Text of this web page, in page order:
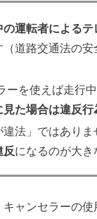
の運転者によるテ
（道路交通法の安
ーを使えば走行
見た場合は違反行
違法」ではあり
反になるのが大き
ャンセラーの使